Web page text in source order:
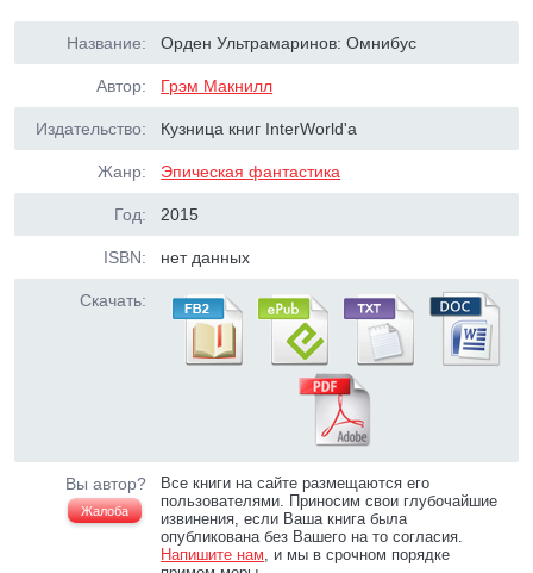
Название: Орден Ультрамаринов: Омнибус
Автор: Грэм Макнилл
Издательство: Кузница книг InterWorld'а
Жанр: Эпическая фантастика
Год: 2015
ISBN: нет данных
Скачать:
Вы автор?
Жалоба
Все книги на сайте размещаются его
пользователями. Приносим свои глубочайшие
извинения, если Ваша книга была
опубликована без Вашего на то согласия.
Напишите нам, и мы в срочном порядке